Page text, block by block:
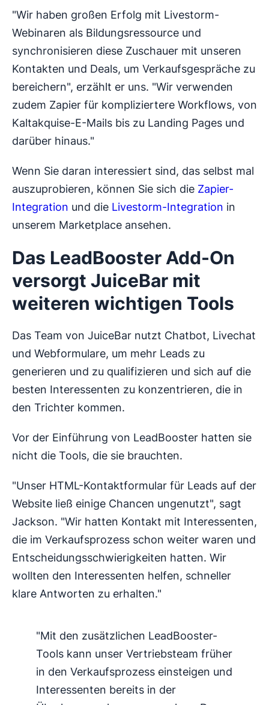
"Wir haben großen Erfolg mit Livestorm-
Webinaren als Bildungsressource und
synchronisieren diese Zuschauer mit unseren
Kontakten und Deals, um Verkaufsgespräche zu
bereichern", erzählt er uns. "Wir verwenden
zudem Zapier für kompliziertere Workflows, von
Kaltakquise-E-Mails bis zu Landing Pages und
darüber hinaus."
Wenn Sie daran interessiert sind, das selbst mal
auszuprobieren, können Sie sich die Zapier-
Integration und die Livestorm-Integration in
unserem Marketplace ansehen.
Das LeadBooster Add-On
versorgt JuiceBar mit
weiteren wichtigen Tools
Das Team von JuiceBar nutzt Chatbot, Livechat
und Webformulare, um mehr Leads zu
generieren und zu qualifizieren und sich auf die
besten Interessenten zu konzentrieren, die in
den Trichter kommen.
Vor der Einführung von LeadBooster hatten sie
nicht die Tools, die sie brauchten.
"Unser HTML-Kontaktformular für Leads auf der
Website ließ einige Chancen ungenutzt", sagt
Jackson. "Wir hatten Kontakt mit Interessenten,
die im Verkaufsprozess schon weiter waren und
Entscheidungsschwierigkeiten hatten. Wir
wollten den Interessenten helfen, schneller
klare Antworten zu erhalten."
"Mit den zusätzlichen LeadBooster-
Tools kann unser Vertriebsteam früher
in den Verkaufsprozess einsteigen und
Interessenten bereits in der